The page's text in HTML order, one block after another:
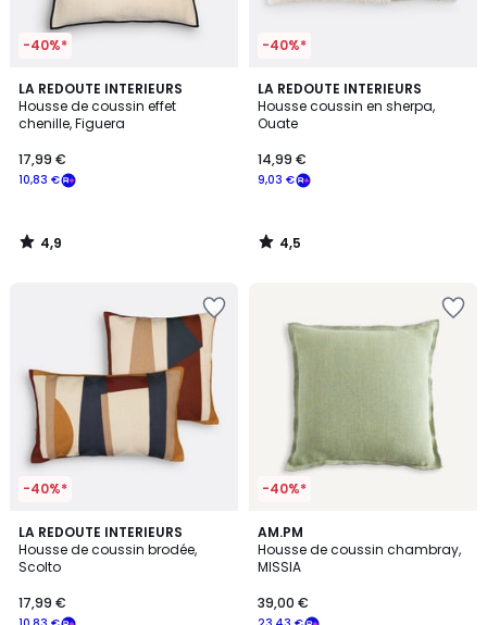
-40%*
LA REDOUTE INTERIEURS
Housse de coussin effet
chenille, Figuera
10,83 €
17,99 €
4,9
/ 5
4,9
/
-40%*
LA REDOUTE INTERIEURS
Housse coussin en sherpa,
Ouate
9,03 €
14,99 €
4,5
/ 5
4,5
/
-40%*
LA REDOUTE INTERIEURS
Housse de coussin brodée,
Scolto
17,99 €
4,4
/ 5
-40%*
AM.PM
Housse de coussin chambray,
MISSIA
39,00 €